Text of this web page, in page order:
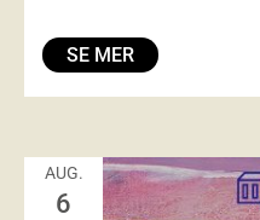
SE MER
AUG.
6